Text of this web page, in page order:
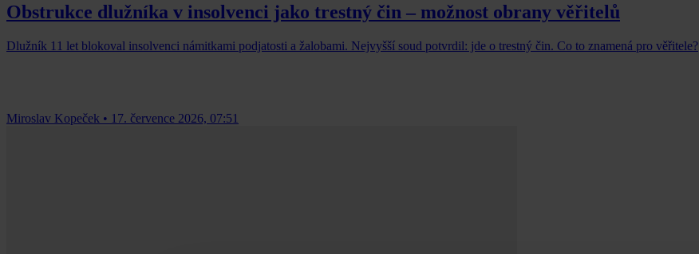
Obstrukce dlužníka v insolvenci jako trestný čin – možnost obrany věřitelů
Dlužník 11 let blokoval insolvenci námitkami podjatosti a žalobami. Nejvyšší soud potvrdil: jde o trestný čin. Co to znamená pro věřitele?
Miroslav Kopeček • 17. července 2026, 07:51